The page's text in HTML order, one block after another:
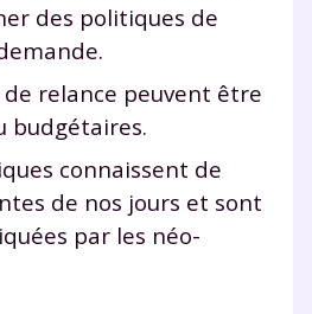
des politiques de
relance peuvent être
budgétaires.
connaissent de
de nos jours et sont
par les néo-